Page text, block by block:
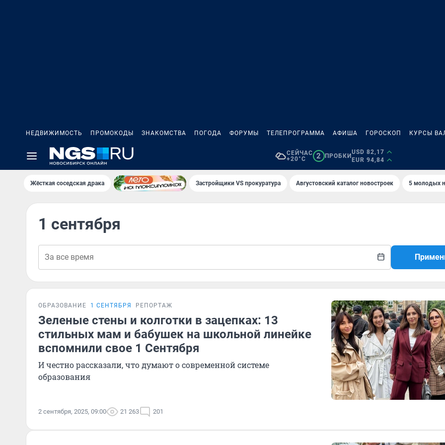
НЕДВИЖИМОСТЬ ПРОМОКОДЫ ЗНАКОМСТВА ПОГОДА ФОРУМЫ ТЕЛЕПРОГРАММА АФИША ГОРОСКОП КУРСЫ
СЕЙЧАС
+20°C
2 ПРОБКИ
USD 82,17
EUR 94,84
Жёсткая соседская драка Застройщики VS прокуратура Августовский каталог новостроек 5 молодых
1 сентября
ОБРАЗОВАНИЕ 1 СЕНТЯБРЯ РЕПОРТАЖ
Зеленые стены и колготки в зацепках: 13
стильных мам и бабушек на школьной линейке
вспомнили свое 1 Сентября
И честно рассказали, что думают о современной системе
образования
2 сентября, 2025, 09:00 21 263 201